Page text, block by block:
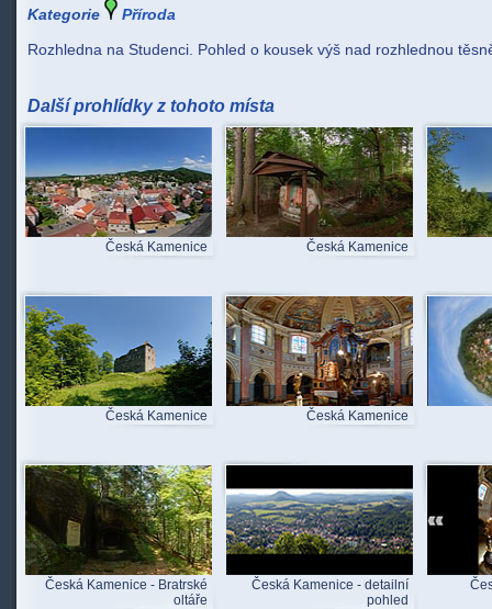
Kategorie
Příroda
Rozhledna na Studenci. Pohled o kousek výš nad rozhlednou
Další prohlídky z tohoto místa
Česká Kamenice Česká Kamenice
Česká Kamenice Česká Kamenice
Česká Kamenice - Bratrské
oltáře
Česká Kamenice - detailní
pohled